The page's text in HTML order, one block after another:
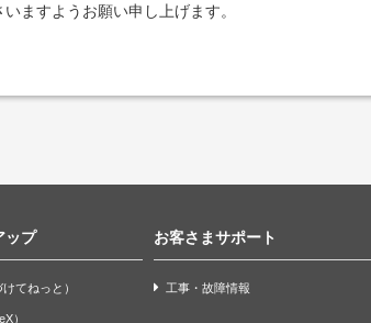
ますようお願い申し上げます。
ップ
てねっと）
）
お客さまサポート
工事・故障情報